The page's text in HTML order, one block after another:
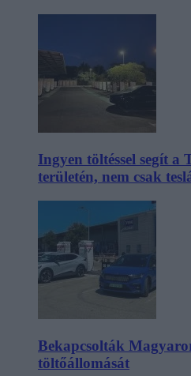
Ingyen töltéssel segít a
területén, nem csak
Bekapcsolták
töltőállomását